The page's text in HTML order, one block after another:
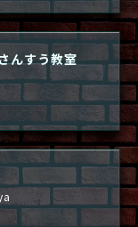
んすう教室